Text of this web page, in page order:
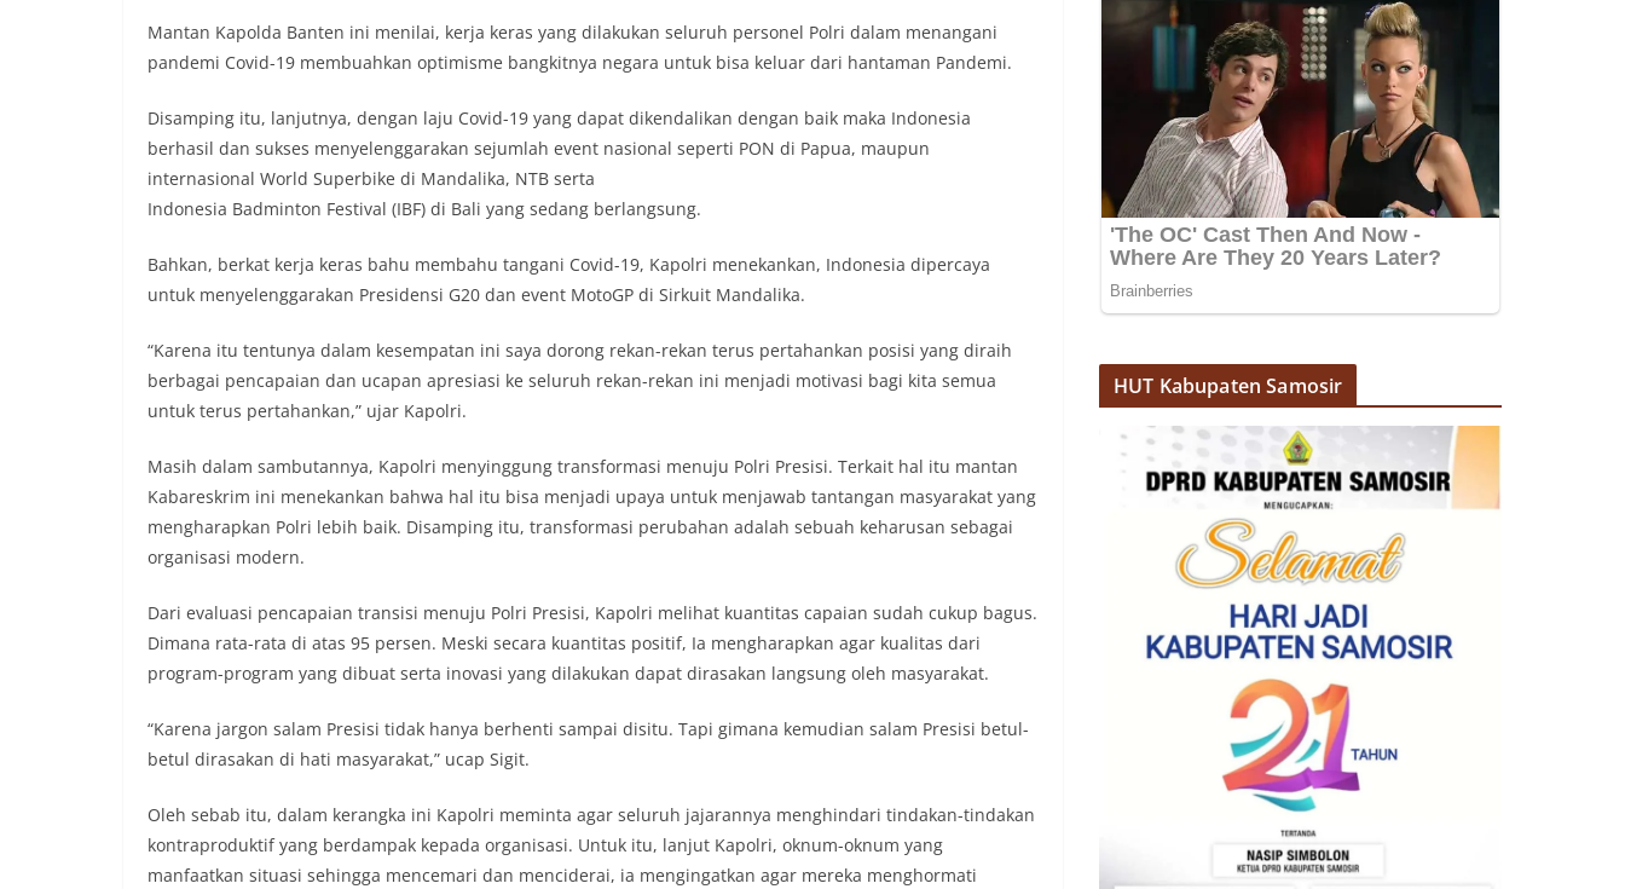
Mantan Kapolda Banten ini menilai, kerja keras yang dilakukan seluruh personel Polri dalam menangani
pandemi Covid-19 membuahkan optimisme bangkitnya negara untuk bisa keluar dari hantaman Pandemi.
Disamping itu, lanjutnya, dengan laju Covid-19 yang dapat dikendalikan dengan baik maka Indonesia
berhasil dan sukses menyelenggarakan sejumlah event nasional seperti PON di Papua, maupun
internasional World Superbike di Mandalika, NTB serta
Indonesia Badminton Festival (IBF) di Bali yang sedang berlangsung.
Bahkan, berkat kerja keras bahu membahu tangani Covid-19, Kapolri menekankan, Indonesia dipercaya
untuk menyelenggarakan Presidensi G20 dan event MotoGP di Sirkuit Mandalika.
“Karena itu tentunya dalam kesempatan ini saya dorong rekan-rekan terus pertahankan posisi yang diraih
berbagai pencapaian dan ucapan apresiasi ke seluruh rekan-rekan ini menjadi motivasi bagi kita semua
untuk terus pertahankan,” ujar Kapolri.
Masih dalam sambutannya, Kapolri menyinggung transformasi menuju Polri Presisi. Terkait hal itu mantan
Kabareskrim ini menekankan bahwa hal itu bisa menjadi upaya untuk menjawab tantangan masyarakat yang
mengharapkan Polri lebih baik. Disamping itu, transformasi perubahan adalah sebuah keharusan sebagai
organisasi modern.
Dari evaluasi pencapaian transisi menuju Polri Presisi, Kapolri melihat kuantitas capaian sudah cukup bagus.
Dimana rata-rata di atas 95 persen. Meski secara kuantitas positif, Ia mengharapkan agar kualitas dari
program-program yang dibuat serta inovasi yang dilakukan dapat dirasakan langsung oleh masyarakat.
“Karena jargon salam Presisi tidak hanya berhenti sampai disitu. Tapi gimana kemudian salam Presisi betul-
betul dirasakan di hati masyarakat,” ucap Sigit.
Oleh sebab itu, dalam kerangka ini Kapolri meminta agar seluruh jajarannya menghindari tindakan-tindakan
kontraproduktif yang berdampak kepada organisasi. Untuk itu, lanjut Kapolri, oknum-oknum yang
manfaatkan situasi sehingga mencemari dan menciderai, ia mengingatkan agar mereka menghormati
HUT Kabupaten Samosir